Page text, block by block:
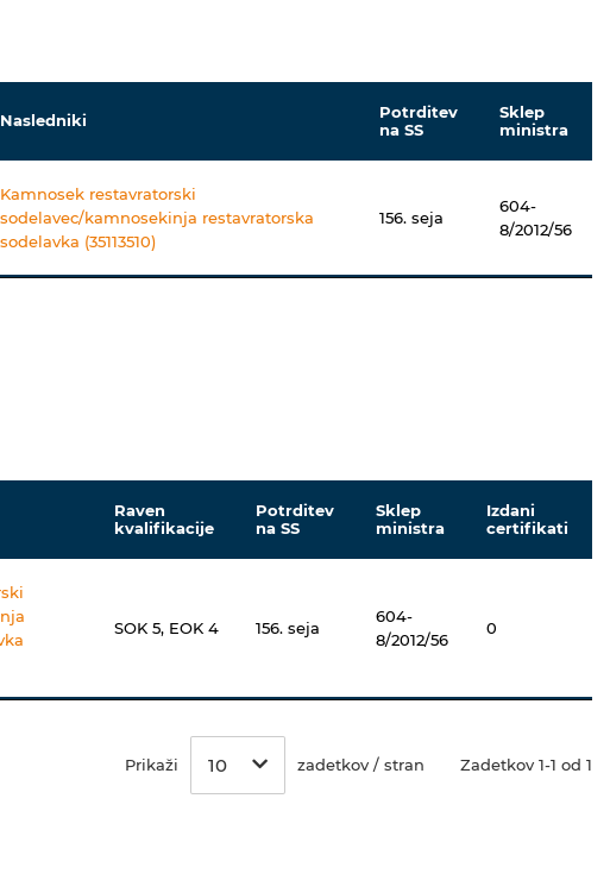
Nasledniki
Potrditev
na SS
Sklep
ministra
Kamnosek restavratorski
sodelavec/kamnosekinja restavratorska
sodelavka (35113510)
156. seja
604-
8/2012/56
Raven
kvalifikacije
Potrditev
na SS
Sklep
ministra
Izdani
certifikati
SOK 5, EOK 4 156. seja
604-
8/2012/56
0
Prikaži 10 zadetkov / stran Zadetkov 1-1 od 1